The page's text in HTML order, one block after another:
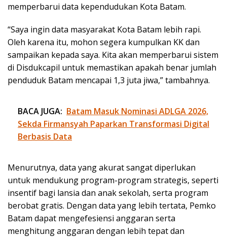
memperbarui data kependudukan Kota Batam.
“Saya ingin data masyarakat Kota Batam lebih rapi.
Oleh karena itu, mohon segera kumpulkan KK dan
sampaikan kepada saya. Kita akan memperbarui sistem
di Disdukcapil untuk memastikan apakah benar jumlah
penduduk Batam mencapai 1,3 juta jiwa,” tambahnya.
BACA JUGA: Batam Masuk Nominasi ADLGA 2026,
Sekda Firmansyah Paparkan Transformasi Digital
Berbasis Data
Menurutnya, data yang akurat sangat diperlukan
untuk mendukung program-program strategis, seperti
insentif bagi lansia dan anak sekolah, serta program
berobat gratis. Dengan data yang lebih tertata, Pemko
Batam dapat mengefesiensi anggaran serta
menghitung anggaran dengan lebih tepat dan